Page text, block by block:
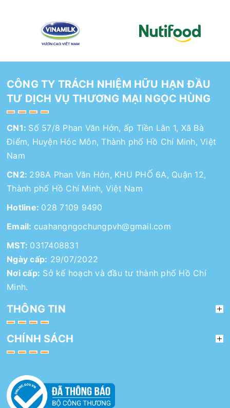
CÔNG TY TRÁCH NHIỆM HỮU HẠN ĐẦU
TƯ DỊCH VỤ THƯƠNG MẠI NGỌC HÙNG
CN1: Số 57/8 Phan Văn Hớn, ấp Tiền Lân 1, Xã Bà
Điểm, Huyện Hóc Môn, Thành phố Hồ Chí Minh, Việt
Nam
CN2: 298A Phan Văn Hớn, KHU PHỐ 6A, Quận 12,
Thành phố Hồ Chí Minh, Việt Nam
Hotline: 028 7109 9490
Email: cuahangngochungpvh@gmail.com
MST: 0317408831
Ngày cấp: 29/07/2022
Nơi cấp: Sở kế hoạch và đầu tư thành phố Hồ Chí
Minh.
THÔNG TIN
CHÍNH SÁCH